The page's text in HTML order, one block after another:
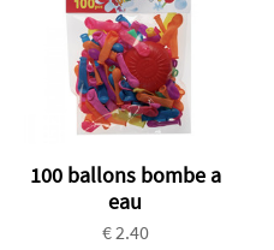
100 ballons bombe a
eau
€ 2.40